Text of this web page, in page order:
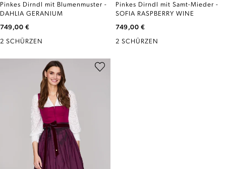
Pinkes Dirndl mit Blumenmuster -
DAHLIA GERANIUM
749,00 €
2 SCHÜRZEN
Pinkes Dirndl mit Samt-Mieder -
SOFIA RASPBERRY WINE
749,00 €
2 SCHÜRZEN